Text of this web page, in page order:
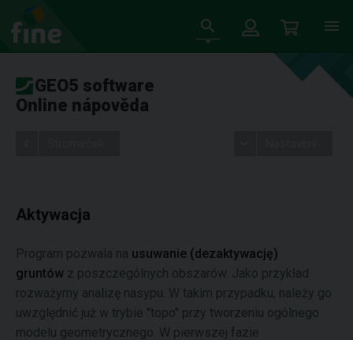
GEO5 software
Online nápověda
Aktywacja
Program pozwala na usuwanie (dezaktywację)
gruntów z poszczególnych obszarów. Jako przykład
rozważymy analizę nasypu. W takim przypadku, należy go
uwzględnić już w trybie "topo" przy tworzeniu ogólnego
modelu geometrycznego. W pierwszej fazie